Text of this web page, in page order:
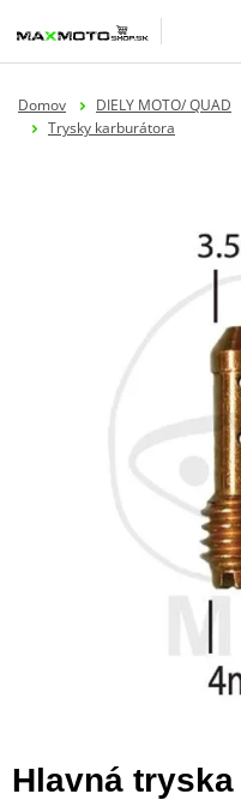
Domov DIELY MOTO/ QUAD
Trysky karburátora
Hlavná tryska